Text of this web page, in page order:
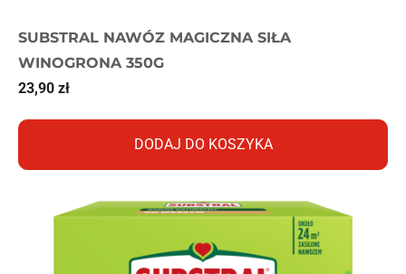
SUBSTRAL NAWÓZ MAGICZNA SIŁA
WINOGRONA 350G
23,90 zł
DODAJ DO KOSZYKA